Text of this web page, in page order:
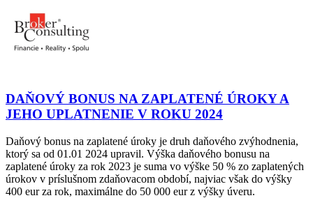
DAŇOVÝ BONUS NA ZAPLATENÉ ÚROKY A
JEHO UPLATNENIE V ROKU 2024
Daňový bonus na zaplatené úroky je druh daňového zvýhodnenia,
ktorý sa od 01.01 2024 upravil. Výška daňového bonusu na
zaplatené úroky za rok 2023 je suma vo výške 50 % zo zaplatených
úrokov v príslušnom zdaňovacom období, najviac však do výšky
400 eur za rok, maximálne do 50 000 eur z výšky úveru.